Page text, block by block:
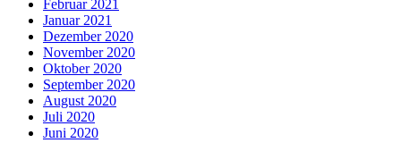
Februar 2021
Januar 2021
Dezember 2020
November 2020
Oktober 2020
September 2020
August 2020
Juli 2020
Juni 2020